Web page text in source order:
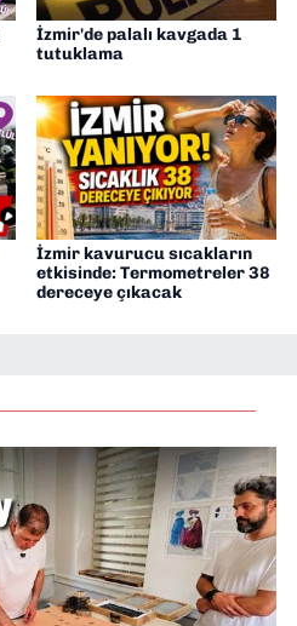
İzmir'de palalı kavgada 1
tutuklama
İzmir kavurucu sıcakların
etkisinde: Termometreler 38
dereceye çıkacak